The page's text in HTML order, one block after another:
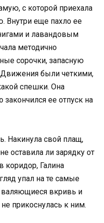
с которой приехала
Внутри еще пахло ее
и лавандовым
методично
сорочки, запасную
Движения были четкими,
спешки. Она
закончился ее отпуск на
Накинула свой плащ,
оставила ли зарядку от
коридор, Галина
упал на те самые
вкривь и
прикоснулась к ним.